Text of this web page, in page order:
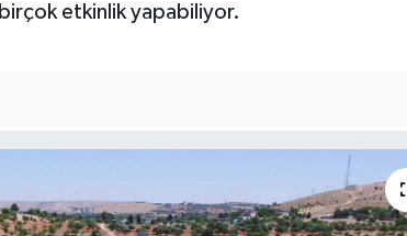
etkinlik yapabiliyor.